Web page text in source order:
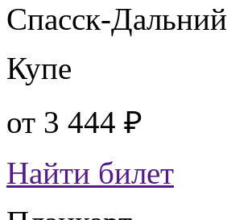
Спасск-Дальний
Купе
от 3 444 ₽
Найти билет